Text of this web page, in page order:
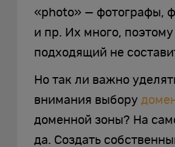
«photo» — фотографы,
и пр. Их много,
подходящий не
Но так ли важно
внимания выбору
доменной зоны? На
да. Создать